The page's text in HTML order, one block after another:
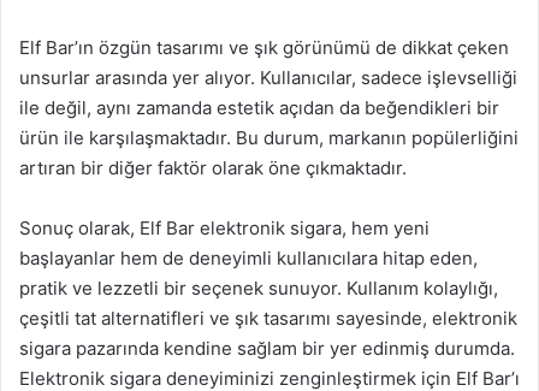
Elf Bar’ın özgün tasarımı ve şık görünümü de dikkat çeken
unsurlar arasında yer alıyor. Kullanıcılar, sadece işlevselliği
ile değil, aynı zamanda estetik açıdan da beğendikleri bir
ürün ile karşılaşmaktadır. Bu durum, markanın popülerliğini
artıran bir diğer faktör olarak öne çıkmaktadır.
Sonuç olarak, Elf Bar elektronik sigara, hem yeni
başlayanlar hem de deneyimli kullanıcılara hitap eden,
pratik ve lezzetli bir seçenek sunuyor. Kullanım kolaylığı,
çeşitli tat alternatifleri ve şık tasarımı sayesinde, elektronik
sigara pazarında kendine sağlam bir yer edinmiş durumda.
Elektronik sigara deneyiminizi zenginleştirmek için Elf Bar’ı